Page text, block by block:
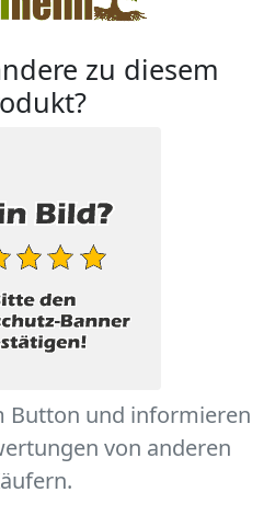
zu diesem
Button und informieren
von anderen